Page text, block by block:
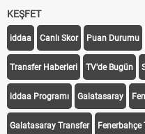
KEŞFET
iddaa Canlı Skor Puan Durumu
Transfer Haberleri TV'de Bugün
iddaa Programı Galatasaray
Galatasaray Transfer Fenerbahçe